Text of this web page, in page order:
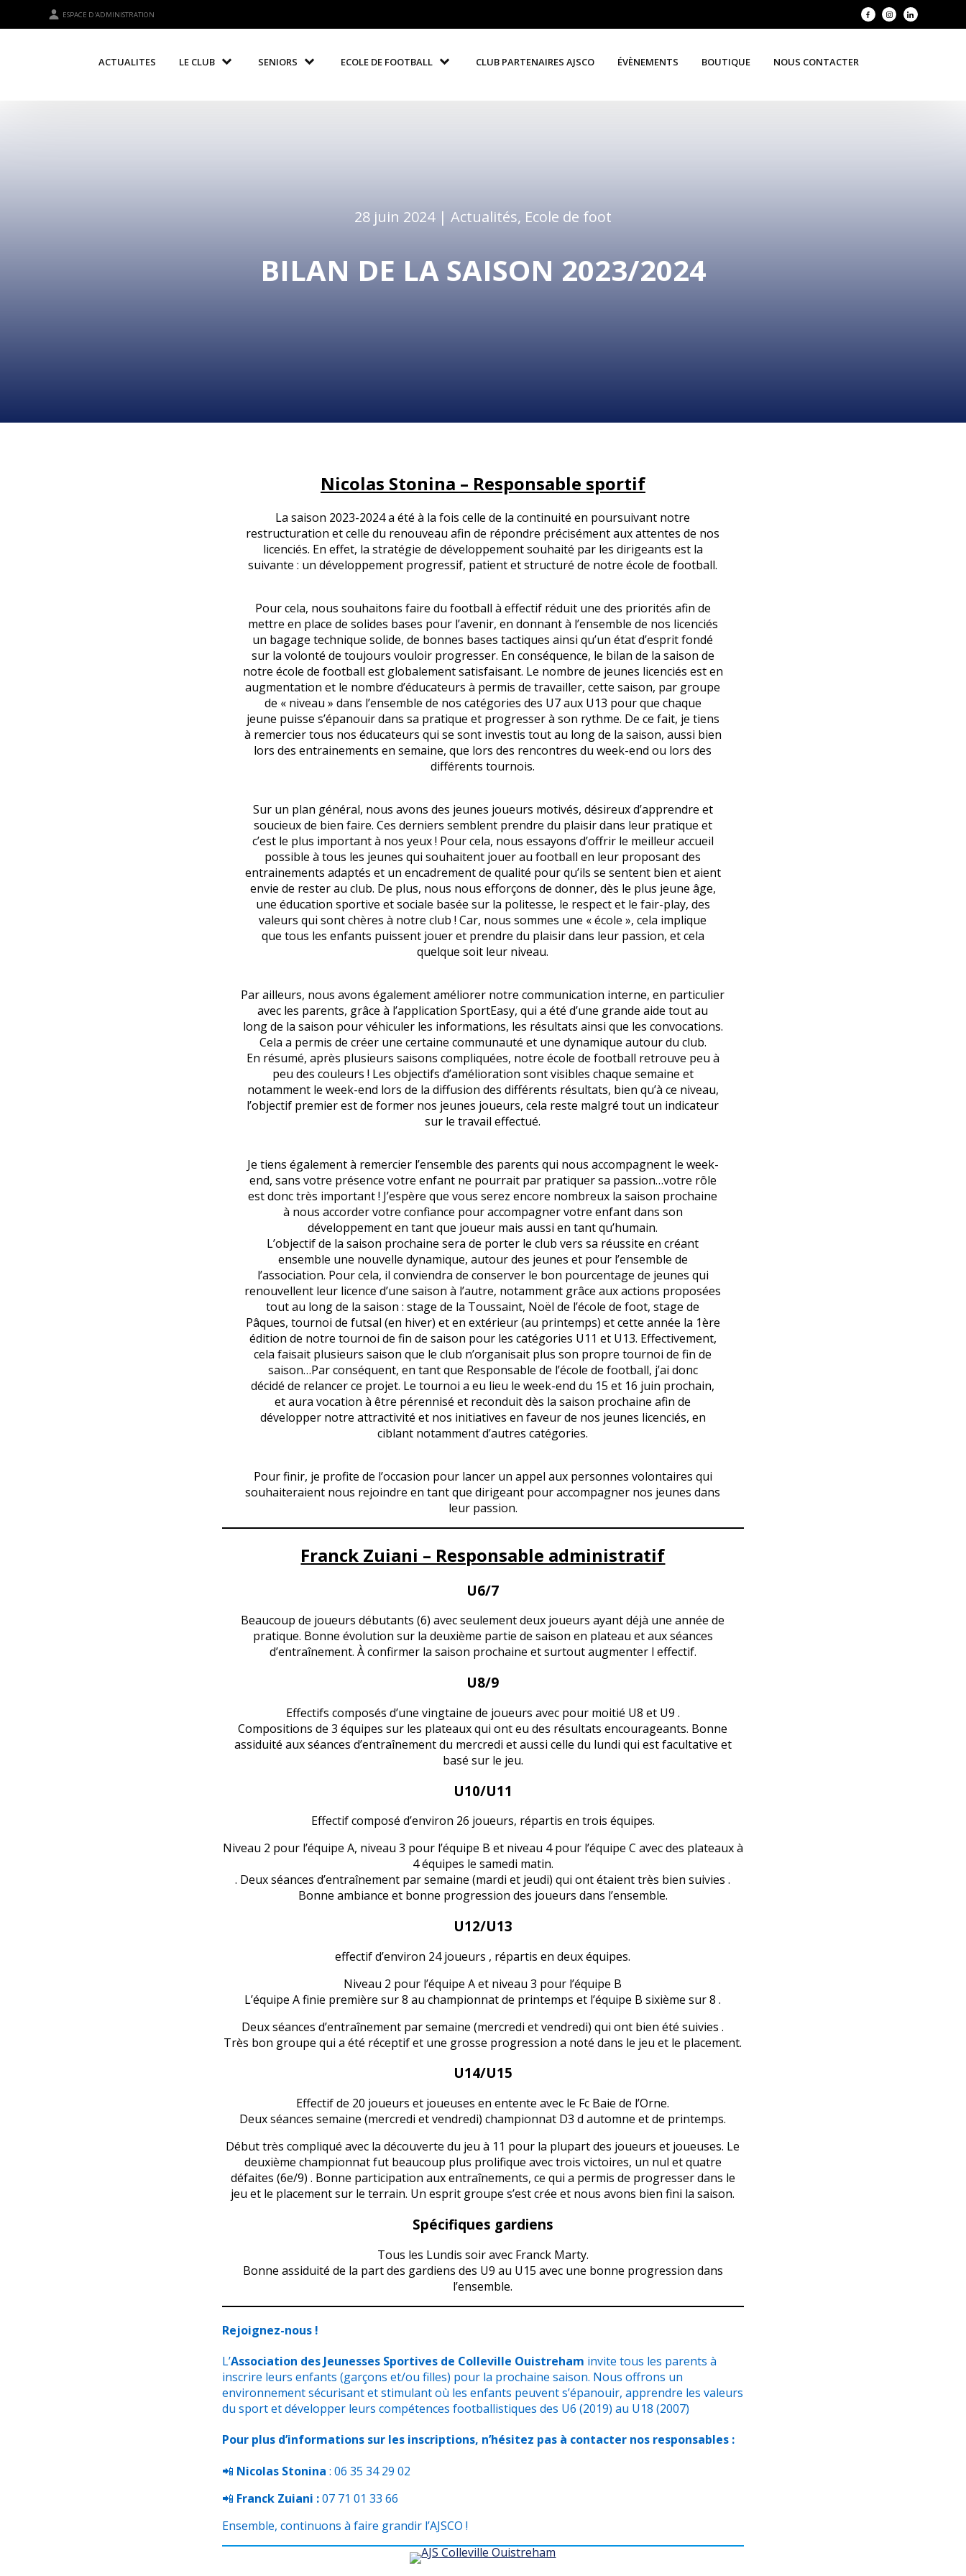
ESPACE D'ADMINISTRATION
ACTUALITES LE CLUB SENIORS ECOLE DE FOOTBALL CLUB PARTENAIRES AJSCO ÉVÈNEMENTS BOUTIQUE NOUS CONTACTER
28 juin 2024 | Actualités, Ecole de foot
BILAN DE LA SAISON 2023/2024
Nicolas Stonina – Responsable sportif
La saison 2023-2024 a été à la fois celle de la continuité en poursuivant notre
restructuration et celle du renouveau afin de répondre précisément aux attentes de nos
licenciés. En effet, la stratégie de développement souhaité par les dirigeants est la
suivante : un développement progressif, patient et structuré de notre école de football.
Pour cela, nous souhaitons faire du football à effectif réduit une des priorités afin de
mettre en place de solides bases pour l’avenir, en donnant à l’ensemble de nos licenciés
un bagage technique solide, de bonnes bases tactiques ainsi qu’un état d’esprit fondé
sur la volonté de toujours vouloir progresser. En conséquence, le bilan de la saison de
notre école de football est globalement satisfaisant. Le nombre de jeunes licenciés est en
augmentation et le nombre d’éducateurs à permis de travailler, cette saison, par groupe
de « niveau » dans l’ensemble de nos catégories des U7 aux U13 pour que chaque
jeune puisse s’épanouir dans sa pratique et progresser à son rythme. De ce fait, je tiens
à remercier tous nos éducateurs qui se sont investis tout au long de la saison, aussi bien
lors des entrainements en semaine, que lors des rencontres du week-end ou lors des
différents tournois.
Sur un plan général, nous avons des jeunes joueurs motivés, désireux d’apprendre et
soucieux de bien faire. Ces derniers semblent prendre du plaisir dans leur pratique et
c’est le plus important à nos yeux ! Pour cela, nous essayons d’offrir le meilleur accueil
possible à tous les jeunes qui souhaitent jouer au football en leur proposant des
entrainements adaptés et un encadrement de qualité pour qu’ils se sentent bien et aient
envie de rester au club. De plus, nous nous efforçons de donner, dès le plus jeune âge,
une éducation sportive et sociale basée sur la politesse, le respect et le fair-play, des
valeurs qui sont chères à notre club ! Car, nous sommes une « école », cela implique
que tous les enfants puissent jouer et prendre du plaisir dans leur passion, et cela
quelque soit leur niveau.
Par ailleurs, nous avons également améliorer notre communication interne, en particulier
avec les parents, grâce à l’application SportEasy, qui a été d’une grande aide tout au
long de la saison pour véhiculer les informations, les résultats ainsi que les convocations.
Cela a permis de créer une certaine communauté et une dynamique autour du club.
En résumé, après plusieurs saisons compliquées, notre école de football retrouve peu à
peu des couleurs ! Les objectifs d’amélioration sont visibles chaque semaine et
notamment le week-end lors de la diffusion des différents résultats, bien qu’à ce niveau,
l’objectif premier est de former nos jeunes joueurs, cela reste malgré tout un indicateur
sur le travail effectué.
Je tiens également à remercier l’ensemble des parents qui nous accompagnent le week-
end, sans votre présence votre enfant ne pourrait par pratiquer sa passion…votre rôle
est donc très important ! J’espère que vous serez encore nombreux la saison prochaine
à nous accorder votre confiance pour accompagner votre enfant dans son
développement en tant que joueur mais aussi en tant qu’humain.
L’objectif de la saison prochaine sera de porter le club vers sa réussite en créant
ensemble une nouvelle dynamique, autour des jeunes et pour l’ensemble de
l’association. Pour cela, il conviendra de conserver le bon pourcentage de jeunes qui
renouvellent leur licence d’une saison à l’autre, notamment grâce aux actions proposées
tout au long de la saison : stage de la Toussaint, Noël de l’école de foot, stage de
Pâques, tournoi de futsal (en hiver) et en extérieur (au printemps) et cette année la 1ère
édition de notre tournoi de fin de saison pour les catégories U11 et U13. Effectivement,
cela faisait plusieurs saison que le club n’organisait plus son propre tournoi de fin de
saison…Par conséquent, en tant que Responsable de l’école de football, j’ai donc
décidé de relancer ce projet. Le tournoi a eu lieu le week-end du 15 et 16 juin prochain,
et aura vocation à être pérennisé et reconduit dès la saison prochaine afin de
développer notre attractivité et nos initiatives en faveur de nos jeunes licenciés, en
ciblant notamment d’autres catégories.
Pour finir, je profite de l’occasion pour lancer un appel aux personnes volontaires qui
souhaiteraient nous rejoindre en tant que dirigeant pour accompagner nos jeunes dans
leur passion.
Franck Zuiani – Responsable administratif
U6/7
Beaucoup de joueurs débutants (6) avec seulement deux joueurs ayant déjà une année de
pratique. Bonne évolution sur la deuxième partie de saison en plateau et aux séances
d’entraînement. À confirmer la saison prochaine et surtout augmenter l effectif.
U8/9
Effectifs composés d’une vingtaine de joueurs avec pour moitié U8 et U9 .
Compositions de 3 équipes sur les plateaux qui ont eu des résultats encourageants. Bonne
assiduité aux séances d’entraînement du mercredi et aussi celle du lundi qui est facultative et
basé sur le jeu.
U10/U11
Effectif composé d’environ 26 joueurs, répartis en trois équipes.
Niveau 2 pour l’équipe A, niveau 3 pour l’équipe B et niveau 4 pour l’équipe C avec des plateaux à
4 équipes le samedi matin.
. Deux séances d’entraînement par semaine (mardi et jeudi) qui ont étaient très bien suivies .
Bonne ambiance et bonne progression des joueurs dans l’ensemble.
U12/U13
effectif d’environ 24 joueurs , répartis en deux équipes.
Niveau 2 pour l’équipe A et niveau 3 pour l’équipe B
L’équipe A finie première sur 8 au championnat de printemps et l’équipe B sixième sur 8 .
Deux séances d’entraînement par semaine (mercredi et vendredi) qui ont bien été suivies .
Très bon groupe qui a été réceptif et une grosse progression a noté dans le jeu et le placement.
U14/U15
Effectif de 20 joueurs et joueuses en entente avec le Fc Baie de l’Orne.
Deux séances semaine (mercredi et vendredi) championnat D3 d automne et de printemps.
Début très compliqué avec la découverte du jeu à 11 pour la plupart des joueurs et joueuses. Le
deuxième championnat fut beaucoup plus prolifique avec trois victoires, un nul et quatre
défaites (6e/9) . Bonne participation aux entraînements, ce qui a permis de progresser dans le
jeu et le placement sur le terrain. Un esprit groupe s’est crée et nous avons bien fini la saison.
Spécifiques gardiens
Tous les Lundis soir avec Franck Marty.
Bonne assiduité de la part des gardiens des U9 au U15 avec une bonne progression dans
l’ensemble.
Rejoignez-nous !
L’Association des Jeunesses Sportives de Colleville Ouistreham invite tous les parents à
inscrire leurs enfants (garçons et/ou filles) pour la prochaine saison. Nous offrons un
environnement sécurisant et stimulant où les enfants peuvent s’épanouir, apprendre les valeurs
du sport et développer leurs compétences footballistiques des U6 (2019) au U18 (2007)
Pour plus d’informations sur les inscriptions, n’hésitez pas à contacter nos responsables :
📲 Nicolas Stonina : 06 35 34 29 02
📲 Franck Zuiani : ‪07 71 01 33 66
Ensemble, continuons à faire grandir l’AJSCO !